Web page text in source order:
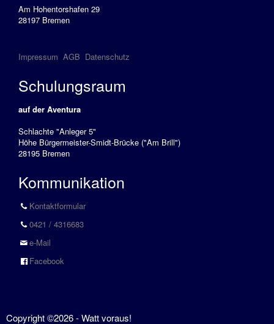
Modul
Schwerwetter
Winterarbeiten
Informationen
Wir
unsere
Flotte
Solveig
Führerscheininfo
Sbf
See
Am Hohentorshafen 29
28197 Bremen
Impressum AGB Datenschutz
Schulungsraum
auf der Aventura
Schlachte "Anleger 5"
Höhe Bürgermeister-Smidt-Brücke ("Am Brill")
28195 Bremen
Kommunikation
Kontaktformular
0421 / 4316683
e-Mail
Facebook
Copyright ©2026 - Watt voraus!